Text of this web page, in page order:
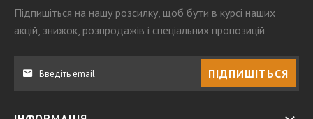
Підпишіться на нашу розсилку, щоб бути в курсі наших
акцій, знижок, розпродажів і спеціальних пропозицій
ПІДПИШІТЬСЯ